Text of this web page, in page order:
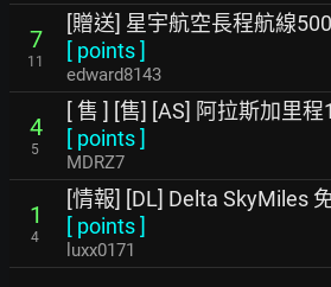
7
11
[贈送] 星宇航空長程航線
[ points]
edward8143
4
5
[ 售 ] [售] [AS] 阿拉斯加里程
[ points]
MDRZ7
1
4
[情報] [DL] Delta SkyMiles
[ points]
luxx0171